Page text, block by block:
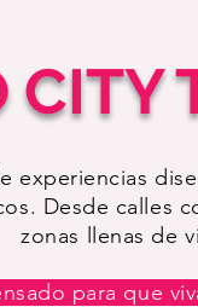
CITY
experiencias
Desde calles
zonas llenas de
para que